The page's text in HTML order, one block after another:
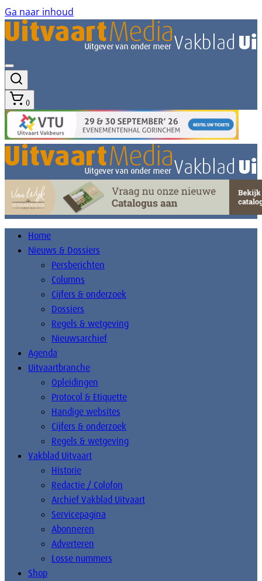
Ga naar inhoud
0
Home
Nieuws & Dossiers
Persberichten
Columns
Cijfers & onderzoek
Dossiers
Regels & wetgeving
Nieuwsarchief
Agenda
Uitvaartbranche
Opleidingen
Protocol & Etiquette
Handige websites
Cijfers & onderzoek
Regels & wetgeving
Vakblad Uitvaart
Historie
Redactie / Colofon
Archief Vakblad Uitvaart
Servicepagina
Abonneren
Adverteren
Losse nummers
Shop